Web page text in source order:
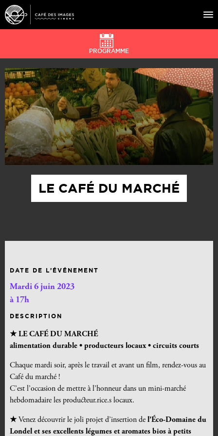
À L’AFFICHE
ÉVÉNEMENTS
CAFÉ DU CINÉ
PRATIQUE
ÉDUCATION AUX IMAGES
PROGRAMME
LE CAFÉ DU MARCHÉ
DATE DE L’ÉVÉNEMENT
Mardi 6 juin 2023
à 17h
DESCRIPTION
★ LE CAFÉ DU MARCHÉ
alimentation durable • producteurs locaux • circuits courts
Chaque mardi soir, après le travail et avant un film, rendez-vous au
Café du marché !
C’est l’occasion de mettre à l’honneur dans un mini-marché
hebdomadaire les producteur.rice.s locaux.
★ Venez découvrir le joli projet d’insertion de l’Éco-Domaine du
Londel et ses excellents légumes et aromates bios à petits